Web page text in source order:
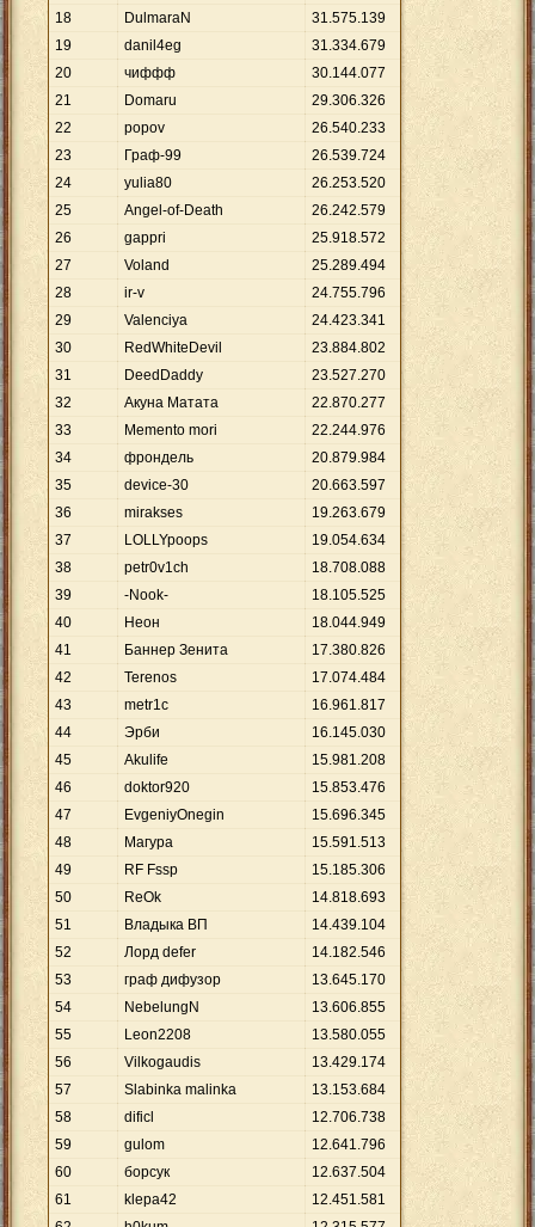
18
DulmaraN 31.575.139
19
danil4eg 31.334.679
20
чиффф 30.144.077
21
Domaru 29.306.326
22
popov 26.540.233
23
Граф-99 26.539.724
24
yulia80 26.253.520
25
Angel-of-Death 26.242.579
26
gappri 25.918.572
27
Voland 25.289.494
28
ir-v 24.755.796
29
Valenciya 24.423.341
30
RedWhiteDevil 23.884.802
31
DeedDaddy 23.527.270
32
Акуна Матата 22.870.277
33
Memento mori 22.244.976
34
фрондель 20.879.984
35
device-30 20.663.597
36
mirakses 19.263.679
37
LOLLYpoops 19.054.634
38
petr0v1ch 18.708.088
39
-Nook- 18.105.525
40
Неон 18.044.949
41
Баннер Зенита 17.380.826
42
Terenos 17.074.484
43
metr1c 16.961.817
44
Эрби 16.145.030
45
Akulifе 15.981.208
46
doktor920 15.853.476
47
EvgeniyOnegin 15.696.345
48
Магура 15.591.513
49
RF Fssp 15.185.306
50
ReOk 14.818.693
51
Владыка ВП 14.439.104
52
Лорд defer 14.182.546
53
граф дифузор 13.645.170
54
NebelungN 13.606.855
55
Leon2208 13.580.055
56
Vilkogaudis 13.429.174
57
Slabinka malinka 13.153.684
58
dificl 12.706.738
59
gulom 12.641.796
60
борсук 12.637.504
61
klepa42 12.451.581